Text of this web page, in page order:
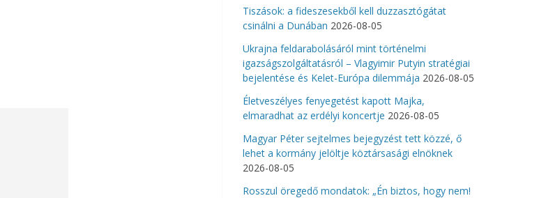
Tiszások: a fideszesekből kell duzzasztógátat
csinálni a Dunában 2026-08-05
Ukrajna feldarabolásáról mint történelmi
igazságszolgáltatásról – Vlagyimir Putyin stratégiai
bejelentése és Kelet-Európa dilemmája 2026-08-05
Életveszélyes fenyegetést kapott Majka,
elmaradhat az erdélyi koncertje 2026-08-05
Magyar Péter sejtelmes bejegyzést tett közzé, ő
lehet a kormány jelöltje köztársasági elnöknek
2026-08-05
Rosszul öregedő mondatok: „Én biztos, hogy nem!